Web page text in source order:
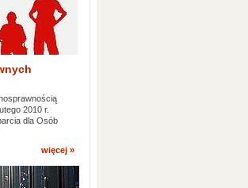
2010 r.
dla Osób
więcej »